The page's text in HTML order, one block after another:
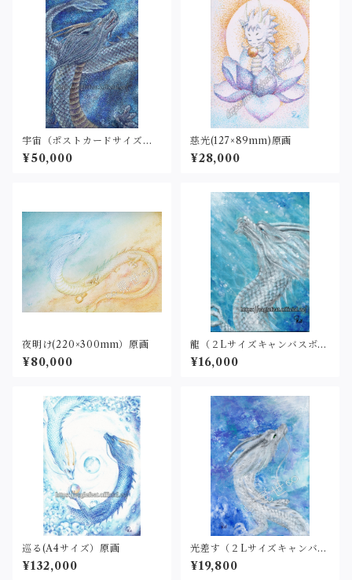
宇宙（ポストカードサイズ）
原画
¥50,000
慈光(127×89mm)原画
¥28,000
夜明け(220×300mm）原画
¥80,000
龍（２Lサイズキャンバスボー
ド）原画
¥16,000
巡る(A4サイズ）原画
¥132,000
光差す（２Lサイズキャンバス
ボード）原画
¥19,800